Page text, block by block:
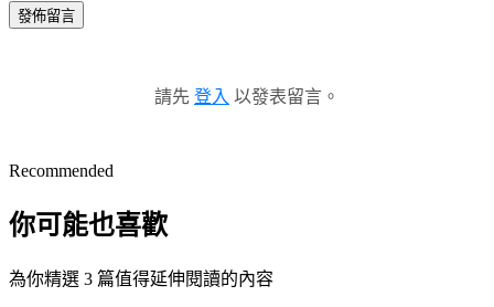
發佈留言
請先 登入 以發表留言。
Recommended
你可能也喜歡
為你精選 3 篇值得延伸閱讀的內容